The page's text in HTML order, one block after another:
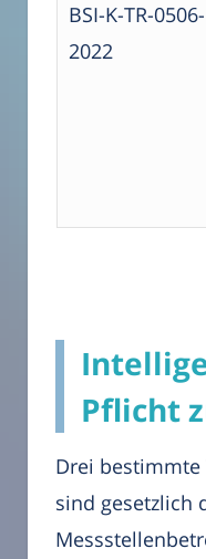
BSI-K-TR-0506-
2022
Pflicht
Drei
sind gesetzlich